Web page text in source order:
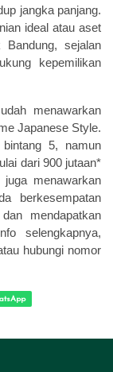
jangka panjang.
ideal atau aset
sejalan
kepemilikan
menawarkan
Japanese Style.
5, namun
dari 900 jutaan*
menawarkan
berkesempatan
dan mendapatkan
selengkapnya,
hubungi nomor